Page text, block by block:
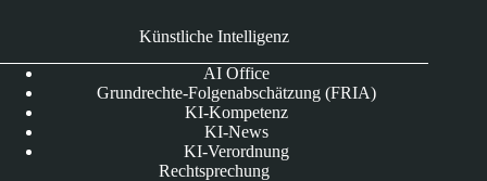
Künstliche Intelligenz
AI Office
Grundrechte-Folgenabschätzung (FRIA)
KI-Kompetenz
KI-News
KI-Verordnung
Rechtsprechung